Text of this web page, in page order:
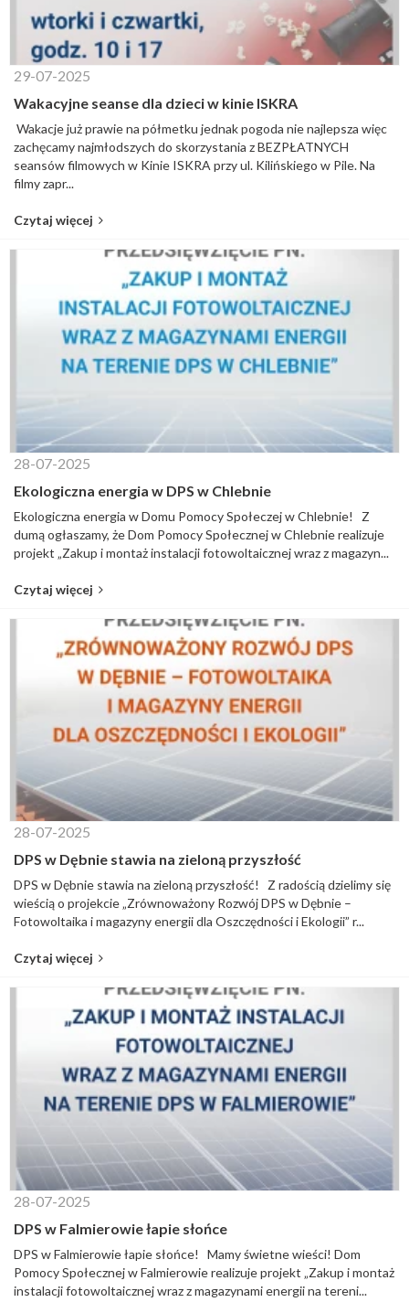
29-07-2025
Wakacyjne seanse dla dzieci w kinie ISKRA
Wakacje już prawie na półmetku jednak pogoda nie najlepsza więc
zachęcamy najmłodszych do skorzystania z BEZPŁATNYCH
seansów filmowych w Kinie ISKRA przy ul. Kilińskiego w Pile. Na
filmy zapr...
Czytaj więcej
28-07-2025
Ekologiczna energia w DPS w Chlebnie
Ekologiczna energia w Domu Pomocy Społeczej w Chlebnie! Z
dumą ogłaszamy, że Dom Pomocy Społecznej w Chlebnie realizuje
projekt „Zakup i montaż instalacji fotowoltaicznej wraz z magazyn...
Czytaj więcej
28-07-2025
DPS w Dębnie stawia na zieloną przyszłość
DPS w Dębnie stawia na zieloną przyszłość! Z radością dzielimy się
wieścią o projekcie „Zrównoważony Rozwój DPS w Dębnie –
Fotowoltaika i magazyny energii dla Oszczędności i Ekologii” r...
Czytaj więcej
28-07-2025
DPS w Falmierowie łapie słońce
DPS w Falmierowie łapie słońce! Mamy świetne wieści! Dom
Pomocy Społecznej w Falmierowie realizuje projekt „Zakup i montaż
instalacji fotowoltaicznej wraz z magazynami energii na tereni...